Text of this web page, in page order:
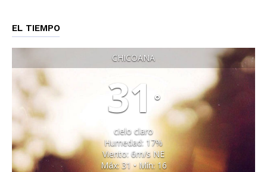
EL TIEMPO
CHICOANA
31 °
cielo claro
Humedad: 17%
Viento: 6m/s NE
Máx: 31 • Mín: 16